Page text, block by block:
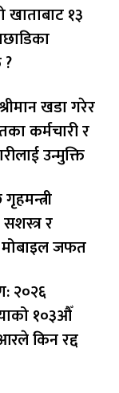
१३
खडा गरेर
कर्मचारी र
उन्मुक्ति
र
मोबाइल जफत
२०२६
१०३औँ
किन रद्द